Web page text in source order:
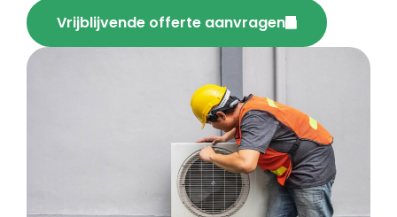
Vrijblijvende offerte aanvragen